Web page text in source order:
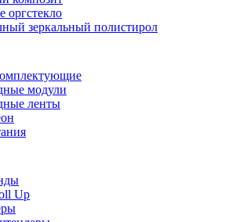
оргстекло
зеркальный полистирол
модули
ленты
Up